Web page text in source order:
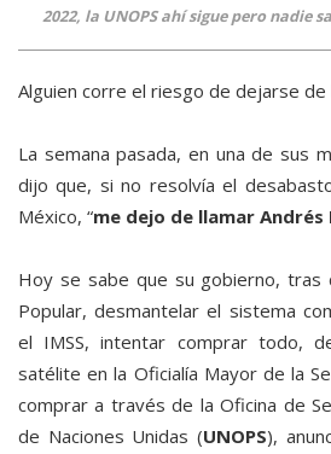
2022, la UNOPS ahí sigue pero nadie
Alguien corre el riesgo de dejarse de
La semana pasada, en una de sus
dijo que, si no resolvía el
México, “me dejo de llamar Andrés
Hoy se sabe que su gobierno, tras
Popular, desmantelar el sistema
el IMSS, intentar comprar todo,
satélite en la Oficialía Mayor de la
comprar a través de la Oficina de
de Naciones Unidas (UNOPS),